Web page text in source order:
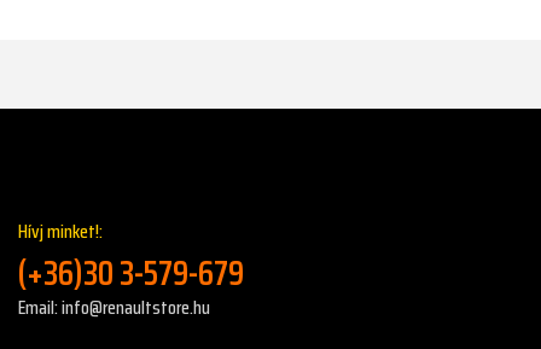
Hívj minket!:
(+36)30 3-579-679
Email: info@renaultstore.hu